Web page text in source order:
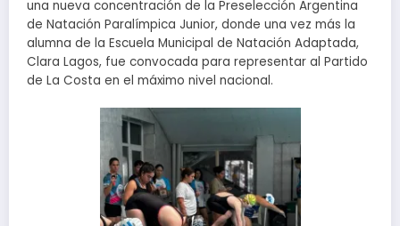
una nueva concentración de la Preselección Argentina
de Natación Paralímpica Junior, donde una vez más la
alumna de la Escuela Municipal de Natación Adaptada,
Clara Lagos, fue convocada para representar al Partido
de La Costa en el máximo nivel nacional.